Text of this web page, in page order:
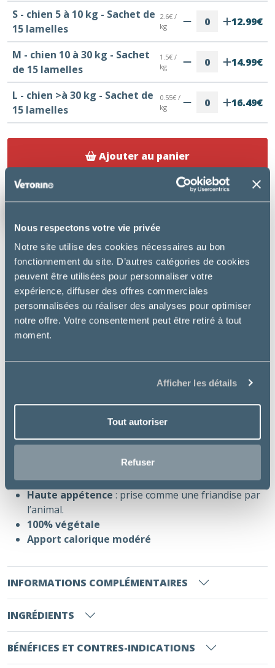
Nous respectons votre vie privée
Notre site utilise des cookies nécessaires au bon
fonctionnement du site. D’autres catégories de cookies
peuvent être utilisées pour personnaliser votre
expérience, diffuser des offres commerciales
personnalisées ou réaliser des analyses pour optimiser
notre offre. Votre consentement peut être retiré à tout
moment.
Afficher les détails
Tout autoriser
Refuser
S - chien 5 à 10 kg - Sachet de
15 lamelles
2.6€ /
kg
12.99€
M - chien 10 à 30 kg - Sachet
de 15 lamelles
1.5€ /
kg
14.99€
L - chien >à 30 kg - Sachet de
15 lamelles
0.55€ /
kg
16.49€
Ajouter au panier
Livraison gratuite au Cabinet
DESCRIPTION
VeggieDent permet de lutter contre les problèmes
dentaires tout en faisant plaisir à son animal. Ces
lamelles à mâcher végétales très appétentes ont
: réduit la formation de tartre de 70%
Anti-plaque: réduit la formation de la plaque
Forme en Z brevetée: pour une action mécanique
brossante
Haute appétence : prise comme une friandise par
l’animal.
100% végétale
Apport calorique modéré
INFORMATIONS COMPLÉMENTAIRES
INGRÉDIENTS
BÉNÉFICES ET CONTRES-INDICATIONS